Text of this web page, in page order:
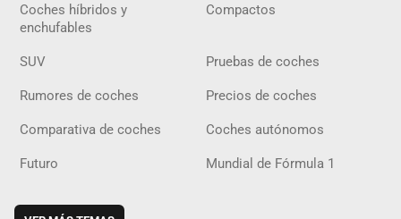
Coches híbridos y
enchufables
Compactos
SUV Pruebas de coches
Rumores de coches Precios de coches
Comparativa de coches Coches autónomos
Futuro Mundial de Fórmula 1